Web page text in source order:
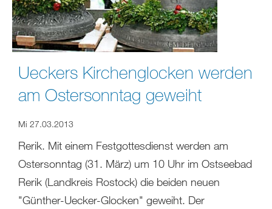
Ueckers Kirchenglocken werden
am Ostersonntag geweiht
Mi 27.03.2013
Rerik. Mit einem Festgottesdienst werden am
Ostersonntag (31. März) um 10 Uhr im Ostseebad
Rerik (Landkreis Rostock) die beiden neuen
"Günther-Uecker-Glocken" geweiht. Der